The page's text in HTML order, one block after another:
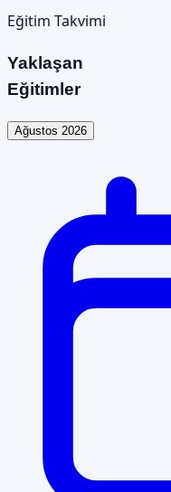
Eğitim Takvimi
Yaklaşan
Eğitimler
Ağustos 2026